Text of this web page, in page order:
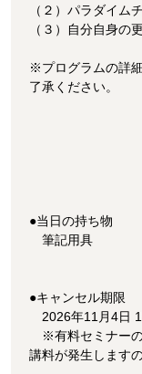
（２）パラダイム
（３）自分自身の
※プログラムの詳
了承ください。
●当日の持ち物
筆記用具
●キャンセル期限
2026年11月4日
※有料セミナーの
講料が発生します